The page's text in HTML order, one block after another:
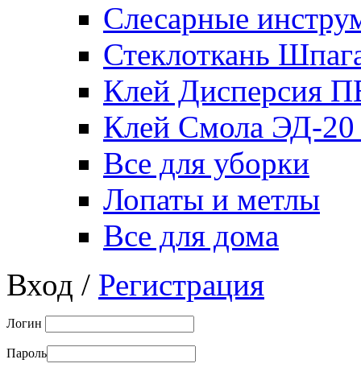
Слесарные
Стеклоткань
Клей Дисперсия
Клей Смола ЭД-20
Все для уборки
Лопаты и метлы
Все для дома
Вход / Регистрация
Логин
Пароль